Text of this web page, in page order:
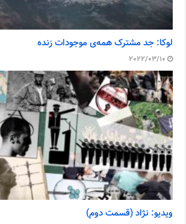
لوکا: جد مشترک همه‌ی موجودات زنده
2022/03/10
ویدیو: نژاد (قسمت دوم)